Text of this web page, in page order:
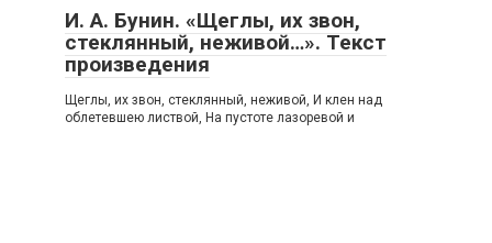
И. А. Бунин. «Щеглы, их звон,
стеклянный, неживой…». Текст
произведения
Щеглы, их звон, стеклянный, неживой, И клен над
облетевшею листвой, На пустоте лазоревой и